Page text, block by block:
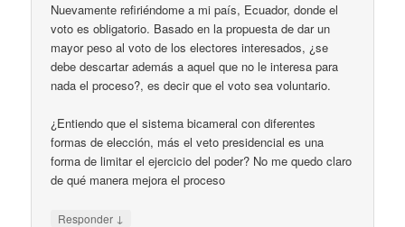
Nuevamente refiriéndome a mi país, Ecuador, donde el
voto es obligatorio. Basado en la propuesta de dar un
mayor peso al voto de los electores interesados, ¿se
debe descartar además a aquel que no le interesa para
nada el proceso?, es decir que el voto sea voluntario.
¿Entiendo que el sistema bicameral con diferentes
formas de elección, más el veto presidencial es una
forma de limitar el ejercicio del poder? No me quedo claro
de qué manera mejora el proceso
Responder ↓